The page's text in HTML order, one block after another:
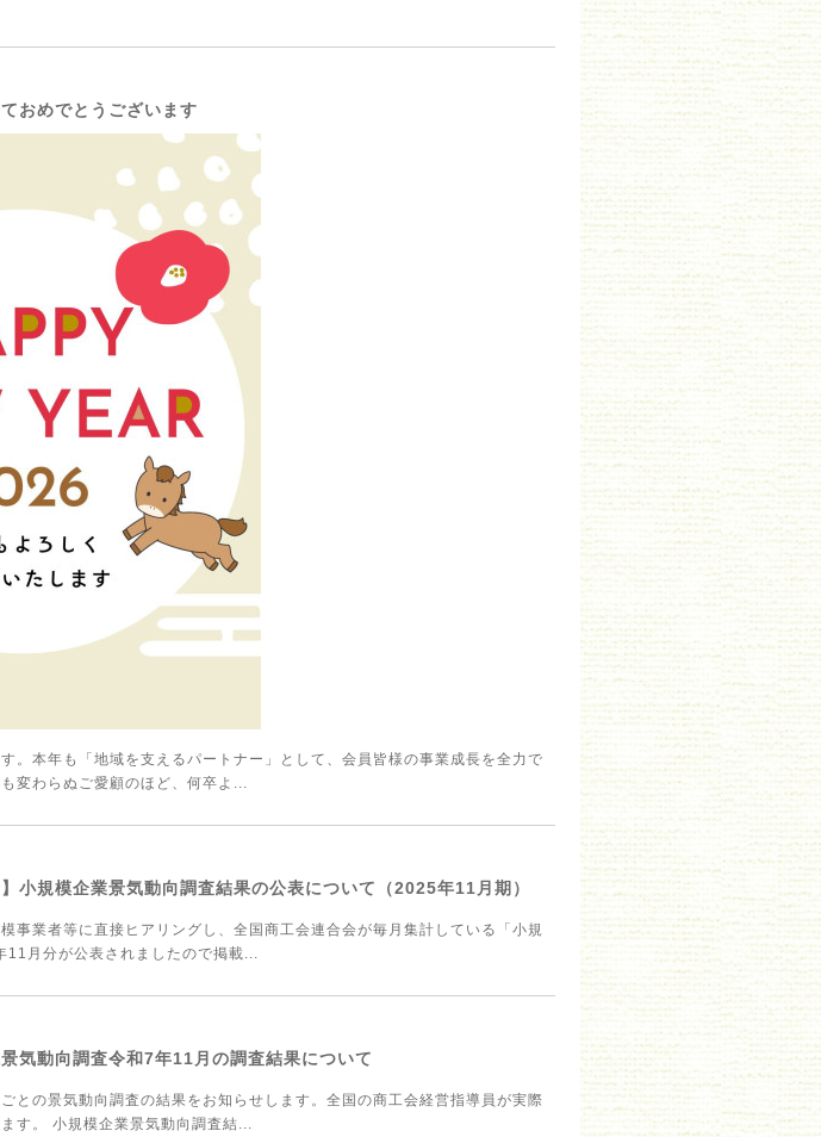
おめでとうございます
。本年も「地域を支えるパートナー」として、会員皆様の事業成長を全力で
変わらぬご愛顧のほど、何卒よ...
小規模企業景気動向調査結果の公表について（2025年11月期）
事業者等に直接ヒアリングし、全国商工会連合会が毎月集計している「小規
月分が公表されましたので掲載...
気動向調査令和7年11月の調査結果について
との景気動向調査の結果をお知らせします。全国の商工会経営指導員が実際
す。 小規模企業景気動向調査結...